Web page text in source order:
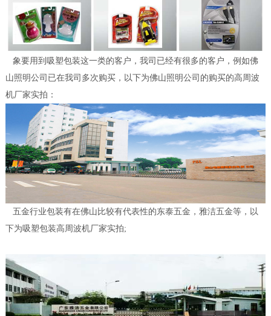
象要用到吸塑包装这一类的客户，我司已经有很多的客户，例如佛
山照明公司已在我司多次购买，以下为佛山照明公司的购买的高周波
机厂家实拍：
五金行业包装有在佛山比较有代表性的东泰五金，雅洁五金等，以
下为吸塑包装高周波机厂家实拍;